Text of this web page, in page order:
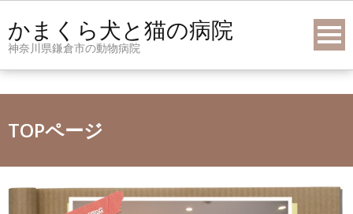
to
content
かまくら犬と猫の病院
神奈川県鎌倉市の動物病院
TOPページ